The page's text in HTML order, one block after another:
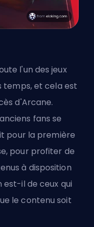
l'un des jeux
temps, et cela est
d'Arcane.
fans se
pour la première
pour profiter de
à disposition
est-il de ceux qui
le contenu soit